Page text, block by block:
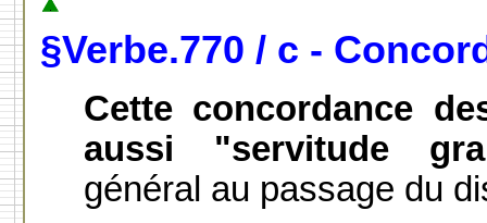
§Verbe.770 / c -
Cette concordance
aussi "servitude
général au passage du